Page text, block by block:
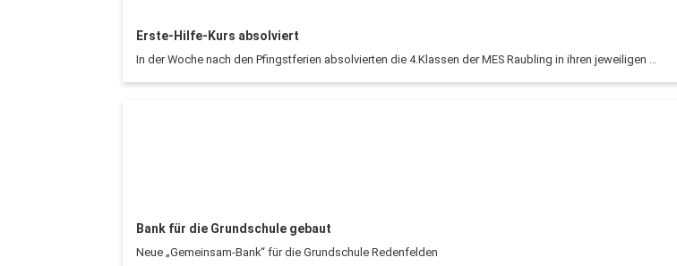
Erste-Hilfe-Kurs absolviert
In der Woche nach den Pfingstferien absolvierten die 4.Klassen der MES Raubling in ihren jeweiligen …
Bank für die Grundschule gebaut
Neue „Gemeinsam-Bank“ für die Grundschule Redenfelden